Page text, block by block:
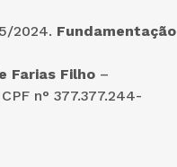
2024. Fundamentação
Farias Filho–
n° 377.377.244-